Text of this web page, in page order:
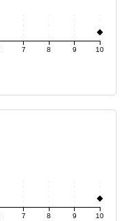
7 8 9 10
7 8 9 10